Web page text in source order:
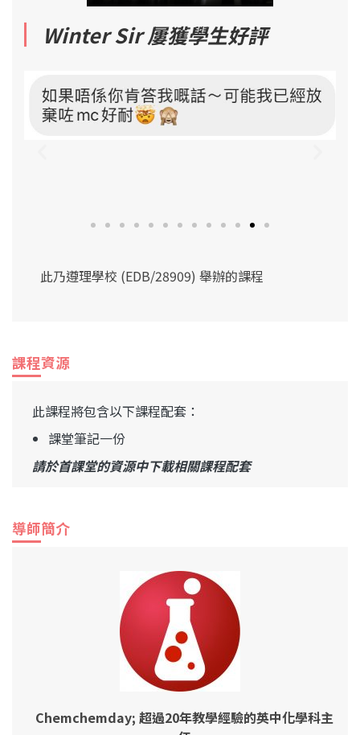
Winter Sir 屢獲學生好評
此乃遵理學校 (EDB/28909) 舉辦的課程
課程資源
此課程將包含以下課程配套：
課堂筆記一份
請於首課堂的資源中下載相關課程配套
導師簡介
Chemchemday; 超過20年教學經驗的英中化學科主